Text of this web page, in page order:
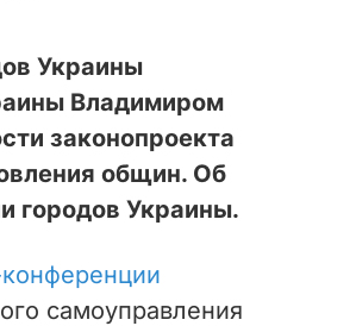
Украины
Владимиром
законопроекта
общин. Об
городов Украины.
самоуправления